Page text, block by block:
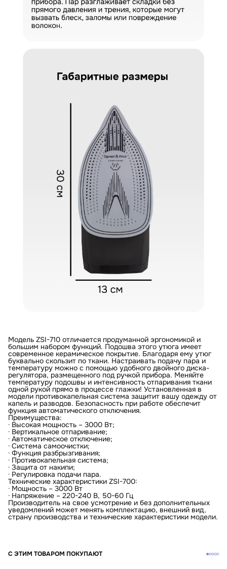
Модель ZSI-710 отличается продуманной эргономикой и
большим набором функций. Подошва этого утюга имеет
современное керамическое покрытие. Благодаря ему утюг
буквально скользит по ткани. Настраивать подачу пара и
температуру можно с помощью удобного двойного диска-
регулятора, размещенного под ручкой прибора. Меняйте
температуру подошвы и интенсивность отпаривания ткани
одной рукой прямо в процессе глажки! Установленная в
модели противокапельная система защитит вашу одежду от
капель и разводов. Безопасность при работе обеспечит
функция автоматического отключения.
Преимущества:
· Высокая мощность – 3000 Вт;
· Вертикальное отпаривание;
· Автоматическое отключение;
· Система самоочистки;
· Функция разбрызгивания;
· Противокапельная система;
· Защита от накипи;
· Регулировка подачи пара.
Технические характеристики ZSI-700:
· Мощность – 3000 Вт
· Напряжение – 220-240 В, 50-60 Гц
Производитель на свое усмотрение и без дополнительных
уведомлений может менять комплектацию, внешний вид,
страну производства и технические характеристики модели.
С ЭТИМ ТОВАРОМ ПОКУПАЮТ